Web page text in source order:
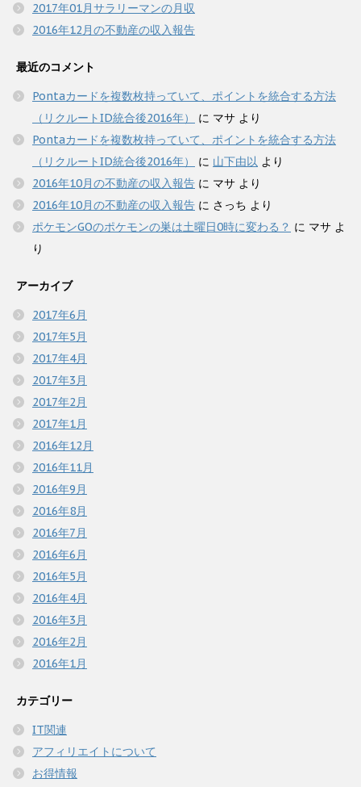
2017年01月サラリーマンの月収
2016年12月の不動産の収入報告
最近のコメント
Pontaカードを複数枚持っていて、ポイントを統合する方法
（リクルートID統合後2016年）
に マサ より
Pontaカードを複数枚持っていて、ポイントを統合する方法
（リクルートID統合後2016年）
に 山下由以 より
2016年10月の不動産の収入報告 に マサ より
2016年10月の不動産の収入報告 に さっち より
ポケモンGOのポケモンの巣は土曜日0時に変わる？ に マサ よ
り
アーカイブ
2017年6月
2017年5月
2017年4月
2017年3月
2017年2月
2017年1月
2016年12月
2016年11月
2016年9月
2016年8月
2016年7月
2016年6月
2016年5月
2016年4月
2016年3月
2016年2月
2016年1月
カテゴリー
IT関連
アフィリエイトについて
お得情報